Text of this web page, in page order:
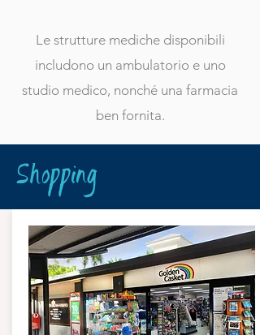
Le strutture mediche disponibili
includono un ambulatorio e uno
studio medico, nonché una farmacia
ben fornita.
Shopping